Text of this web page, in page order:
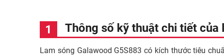
Thông số kỹ thuật chi tiết của
Lam sóng Galawood G5S883 có kích thước tiêu